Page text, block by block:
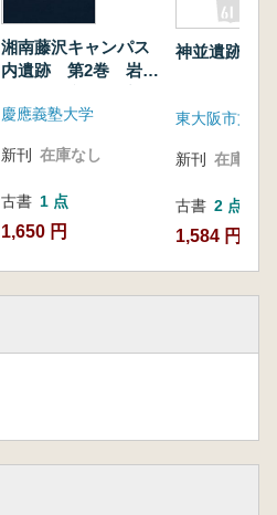
湘南藤沢キャンパス
内遺跡 第2巻 岩宿
慶應義塾大学
新刊 在庫なし
古書 1 点
1,650 円
神並遺跡2
東大阪市文化
新刊 在庫なし
古書 2 点
1,584 円~